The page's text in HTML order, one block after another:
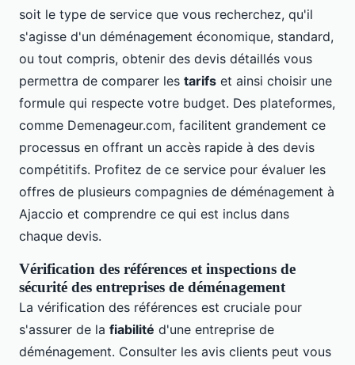
soit le type de service que vous recherchez, qu'il
s'agisse d'un déménagement économique, standard,
ou tout compris, obtenir des devis détaillés vous
permettra de comparer les tarifs et ainsi choisir une
formule qui respecte votre budget. Des plateformes,
comme Demenageur.com, facilitent grandement ce
processus en offrant un accès rapide à des devis
compétitifs. Profitez de ce service pour évaluer les
offres de plusieurs compagnies de déménagement à
Ajaccio et comprendre ce qui est inclus dans
chaque devis.
Vérification des références et inspections de
sécurité des entreprises de déménagement
La vérification des références est cruciale pour
s'assurer de la fiabilité d'une entreprise de
déménagement. Consulter les avis clients peut vous